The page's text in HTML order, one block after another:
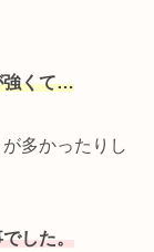
強くて…
多かったりし
した。